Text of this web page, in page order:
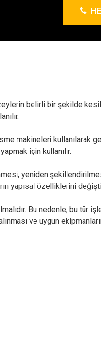
belirli bir şekilde
makineleri kullanılarak
için kullanılır.
yeniden
yapısal özelliklerini
Bu nedenle, bu tür
ve uygun